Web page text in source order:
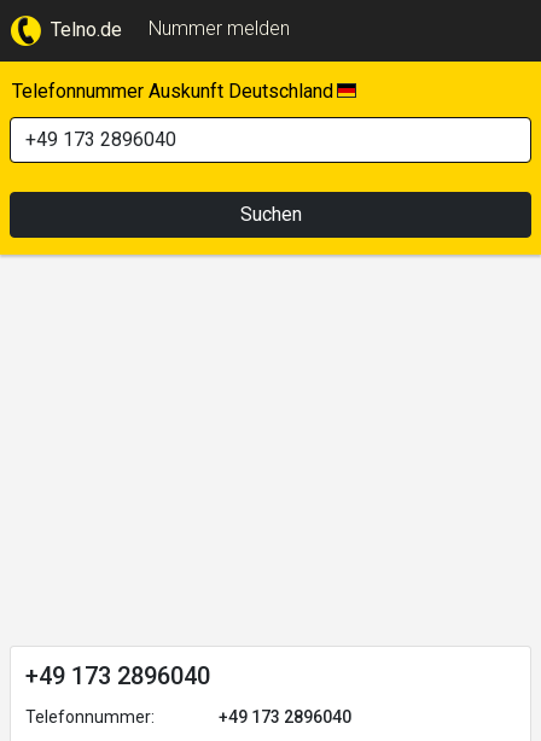
Telno.de Nummer melden
Telefonnummer Auskunft Deutschland
Suchen
+49 173 2896040
Telefonnummer:
+49 173 2896040